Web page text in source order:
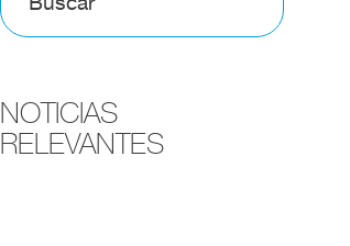
NOTICIAS
RELEVANTES